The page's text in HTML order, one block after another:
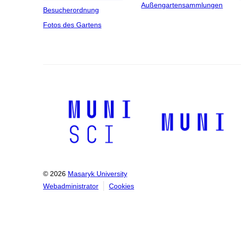
Besucherordnung
Fotos des Gartens
Außengartensammlungen
© 2026 Masaryk University
Webadministrator
Cookies